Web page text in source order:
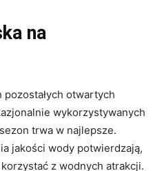
na
otwartych
wykorzystywanych
trwa w najlepsze.
jakości wody potwierdzają,
z wodnych atrakcji.